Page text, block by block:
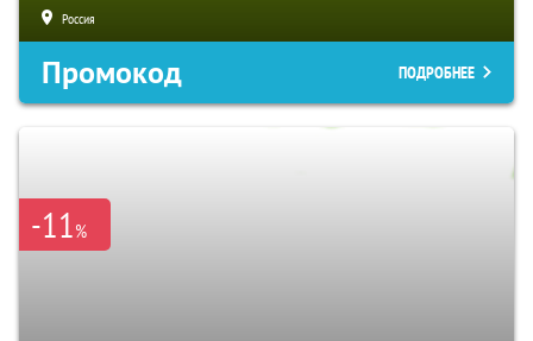
Россия
Промокод ПОДРОБНЕЕ
-11%